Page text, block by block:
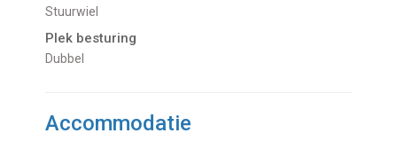
Stuurwiel
Plek besturing
Dubbel
Accommodatie